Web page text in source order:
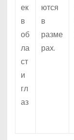
ек
в
об
ла
ст
и
гл
аз
ются
в
разме
рах.